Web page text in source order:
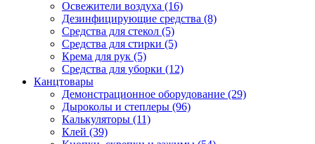
Освежители воздуха (16)
Дезинфицирующие средства (8)
Средства для стекол (5)
Средства для стирки (5)
Крема для рук (5)
Средства для уборки (12)
Канцтовары
Демонстрационное оборудование (29)
Дыроколы и степлеры (96)
Калькуляторы (11)
Клей (39)